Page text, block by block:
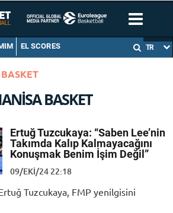
EL SCORES TR
BASKET
Ertuğ Tuzcukaya: “Saben Lee’nin
Takımda Kalıp Kalmayacağını
Konuşmak Benim İşim Değil”
09/EKI/24 22:18
Tuzcukaya, FMP yenilgisini